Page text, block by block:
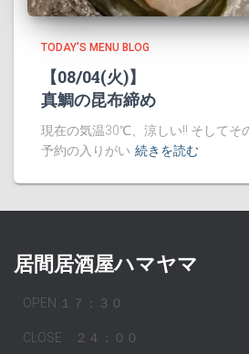
TODAY'S MENU BLOG
【08/04(火)】
真鯛の昆布締め
現在の気温30℃、涼しい!! そしてそ
予約の入りがい 続きを読む
居間居酒屋ハマヤマ
OPEN １７：３０
CLOSE ２４：００